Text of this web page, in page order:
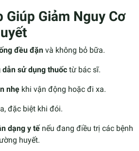
Giúp Giảm Nguy Cơ
đều đặn và không bỏ bữa.
dẫn sử dụng thuốc từ bác sĩ.
nhẹ khi vận động hoặc đi xa.
đặc biệt khi đói.
dạng y tếnếu đang điều trị các bệnh
huyết.